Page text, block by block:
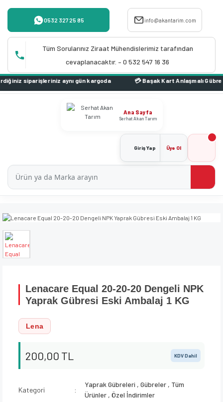
0532 327 25 85 info@akantarim.com
Tüm Sorularınız Ziraat Mühendislerimiz tarafından
cevaplanacaktır. – 0 532 547 16 36
aynı gün kargoda
Ana Sayfa
Serhat Akan Tarım
Giriş Yap Üye Ol
Lenacare Equal 20-20-20 Dengeli NPK
Yaprak Gübresi Eski Ambalaj 1 KG
Lena
200,00 TL KDV Dahil
Kategori
Yaprak Gübreleri ,Gübreler , Tüm
Ürünler ,Özel İndirimler